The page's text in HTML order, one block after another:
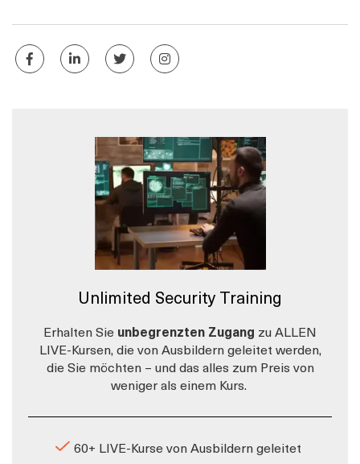
Unlimited Security Training
Erhalten Sie unbegrenzten Zugang zu ALLEN
LIVE-Kursen, die von Ausbildern geleitet werden,
die Sie möchten – und das alles zum Preis von
weniger als einem Kurs.
60+ LIVE-Kurse von Ausbildern geleitet